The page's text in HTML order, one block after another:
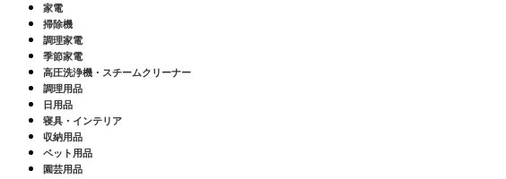
家電
掃除機
調理家電
季節家電
高圧洗浄機・スチームクリーナー
調理用品
日用品
寝具・インテリア
収納用品
ペット用品
園芸用品